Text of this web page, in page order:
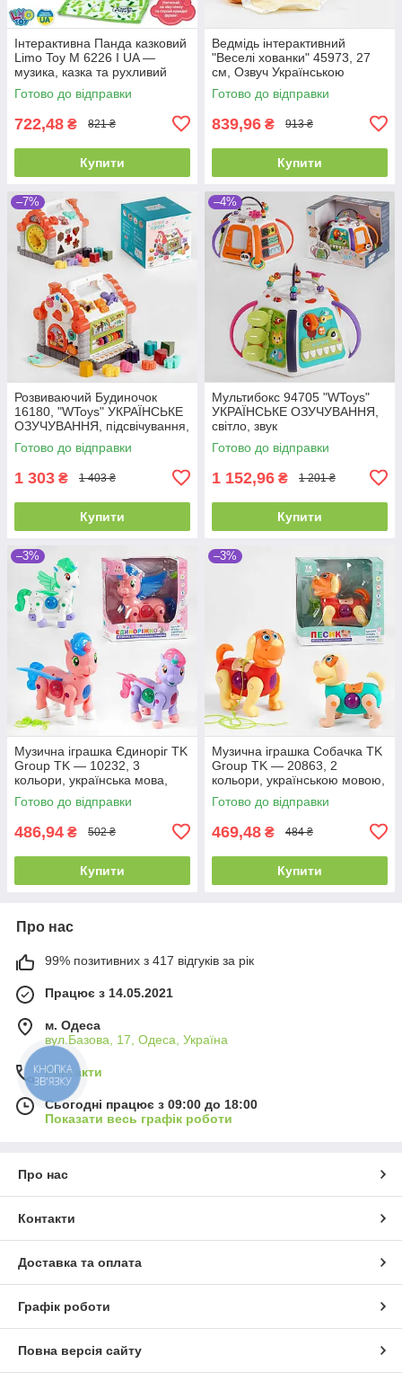
Інтерактивна Панда казковий
Limo Toy M 6226 I UA —
музика, казка та рухливий
рот, ідеально для малюка
Готово до відправки
722,48 ₴ 821 ₴
Купити
Ведмідь інтерактивний
"Веселі хованки" 45973, 27
см, Озвуч Українською
мовою, говорить, грає в
хованки
Готово до відправки
839,96 ₴ 913 ₴
Купити
–7%
Розвиваючий Будиночок
16180, "WToys" УКРАЇНСЬКЕ
ОЗУЧУВАННЯ, підсвічування,
звуки, 8 пісень, сортер
Готово до відправки
1 303 ₴ 1 403 ₴
Купити
–4%
Мультибокс 94705 "WToys"
УКРАЇНСЬКЕ ОЗУЧУВАННЯ,
світло, звук
Готово до відправки
1 152,96 ₴ 1 201 ₴
Купити
–3%
Музична іграшка Єдиноріг TK
Group TK — 10232, 3
кольори, українська мова,
звук, підсвітка
Готово до відправки
486,94 ₴ 502 ₴
Купити
–3%
Музична іграшка Собачка TK
Group TK — 20863, 2
кольори, українською мовою,
батарейками
Готово до відправки
469,48 ₴ 484 ₴
Купити
Про нас
99% позитивних з 417 відгуків за рік
Працює з 14.05.2021
м. Одеса
вул.Базова, 17, Одеса, Україна
Контакти
Сьогодні працює з 09:00 до 18:00
Показати весь графік роботи
Про нас
Контакти
Доставка та оплата
Графік роботи
Повна версія сайту
КНОПКА
ЗВ'ЯЗКУ